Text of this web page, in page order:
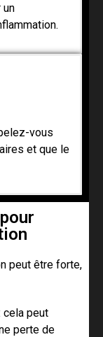
un
vous
et que le
peut être forte,
cela peut
perte de